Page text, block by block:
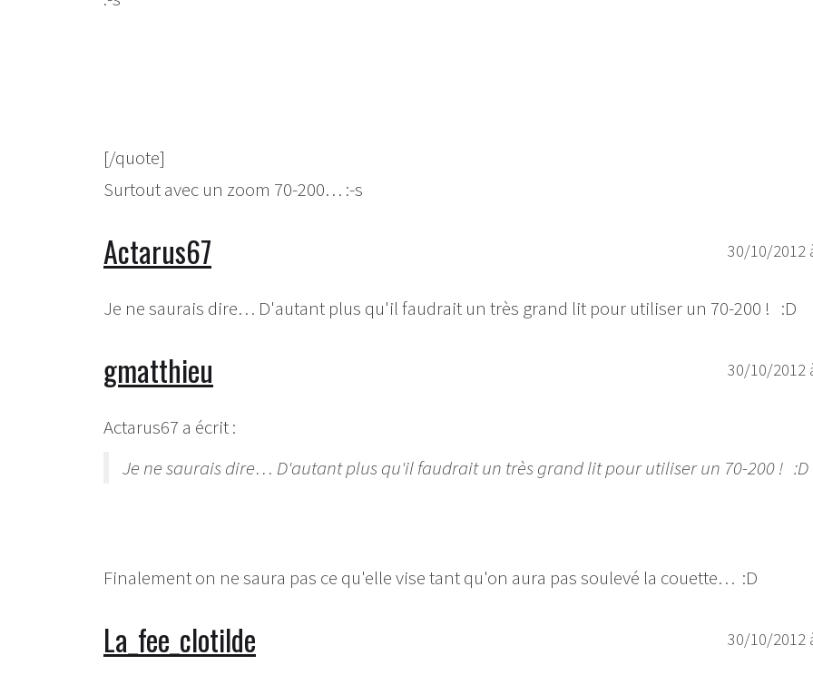
[/quote]
Surtout avec un zoom 70-200… :-s
30/10/2012
Actarus67
Je ne saurais dire… D'autant plus qu'il faudrait un très grand lit pour utiliser un 70-200 ! :D
30/10/2012
gmatthieu
Actarus67 a écrit :
Je ne saurais dire… D'autant plus qu'il faudrait un très grand lit pour utiliser un 70-200 ! :D
Finalement on ne saura pas ce qu'elle vise tant qu'on aura pas soulevé la couette… :D
30/10/2012
La_fee_clotilde